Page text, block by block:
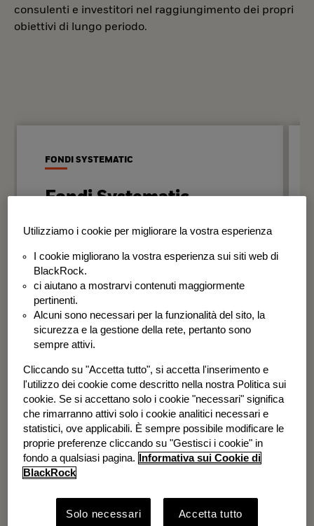
consulenti e investitori nel raggiungimento dei propri
obiettivi di lungo periodo.
FONDI SYSTEMATIC
Fondi Systematic
Strategie quantitative basate sui dati
disciplinato e coerente nel tempo.
BSF Systematic World Equity Fund
BGF Systematic Global Equity High
Income Fund
Utilizziamo i cookie per migliorare la vostra esperienza
I cookie migliorano la vostra esperienza sui siti web di
BlackRock.
ci aiutano a mostrarvi contenuti maggiormente
pertinenti.
Alcuni sono necessari per la funzionalità del sito, la
sicurezza e la gestione della rete, pertanto sono
sempre attivi.
Cliccando su "Accetta tutto", si accetta l'inserimento e
l'utilizzo dei cookie come descritto nella nostra Politica sui
cookie. Se si accettano solo i cookie "necessari" significa
che rimarranno attivi solo i cookie analitici necessari e
statistici, ove applicabili. È sempre possibile modificare le
proprie preferenze cliccando su "Gestisci i cookie" in
fondo a qualsiasi pagina.
Informativa sui Cookie di
BlackRock
Solo necessari Accetta tutto